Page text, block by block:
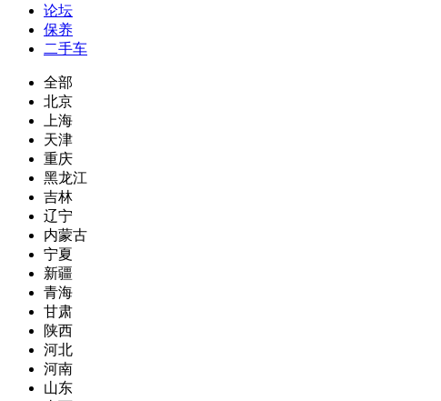
论坛
保养
二手车
全部
北京
上海
天津
重庆
黑龙江
吉林
辽宁
内蒙古
宁夏
新疆
青海
甘肃
陕西
河北
河南
山东